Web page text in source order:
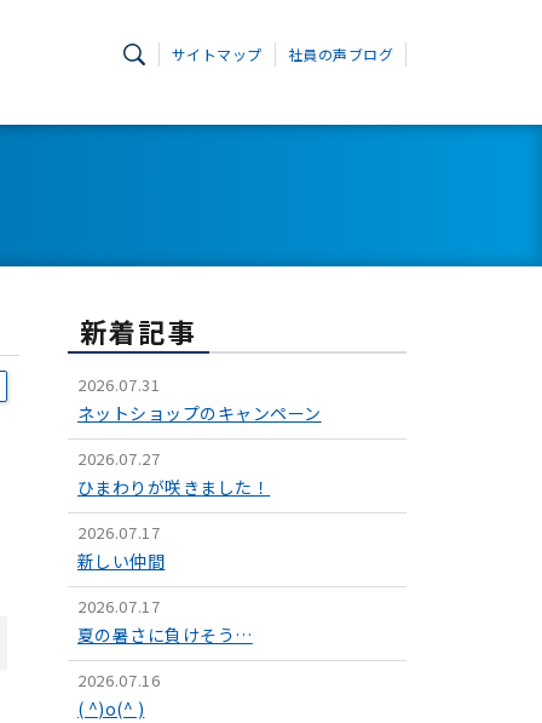
サイトマップ 社員の声ブログ
新着記事
2026.07.31
ネットショップのキャンペーン
2026.07.27
ひまわりが咲きました！
2026.07.17
新しい仲間
2026.07.17
夏の暑さに負けそう…
2026.07.16
( ^)o(^ )